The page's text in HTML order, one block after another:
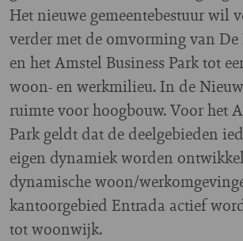
Het nieuwe gemeentebestuur wil
verder met de omvorming van De
en het Amstel Business Park tot
woon- en werkmilieu. In de
ruimte voor hoogbouw. Voor het
Park geldt dat de deelgebieden
eigen dynamiek worden
dynamische woon/
kantoorgebied Entrada actief
tot woonwijk.